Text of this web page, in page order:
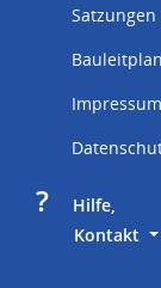
Satzungen
Impressum
?
     Hilfe,
Kontakt